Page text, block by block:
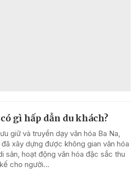
gì hấp dẫn du khách?
giữ và truyền dạy văn hóa Ba Na,
xây dựng được không gian văn hóa
sản, hoạt động văn hóa đặc sắc thu
cho người...